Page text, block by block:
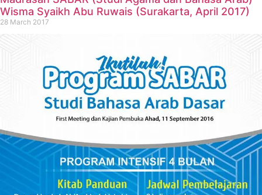
Wisma Syaikh Abu Ruwais (Surakarta, April 2017)
28 March 2017